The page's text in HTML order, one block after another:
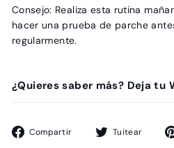
Consejo: Realiza esta rutina
hacer una prueba de parche
regularmente.
¿Quieres saber más? Deja tu
Compartir
Compartir
Tuitear